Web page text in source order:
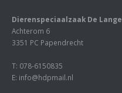
Dierenspeciaalzaak De Lange
Achterom 6
3351 PC Papendrecht
T: 078-6150835
E: info@hdpmail.nl